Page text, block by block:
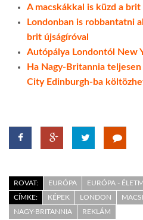
A macskákkal is küzd a
Londonban is robbantatni
brit újságíróval
Autópálya Londontól New
Ha Nagy-Britannia
City Edinburgh-ba
ROVAT: EURÓPA
EURÓPA -
CÍMKE:
KÉPEK LONDON
NAGY-BRITANNIA
REKLÁM